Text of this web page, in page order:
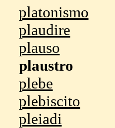
platonismo
plaudire
plauso
plaustro
plebe
plebiscito
pleiadi